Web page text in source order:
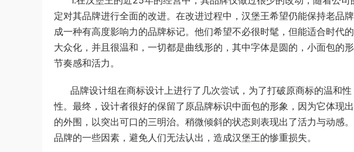
定对其品牌进行全面的改进。在改进过程中，汉堡王希望仍能保持老品
成一种有高度影响力的品牌标记。他们希望不必很时髦，但能适合时代
大众化，并且很温和，一切都是曲线形的，其中字体是圆的，小面包的
节奏感和活力。
品牌设计组在商标设计上进行了几次尝试，为了打破原商标的温和
性。最终，设计者很好的保留了原品牌标识中面包的形象，因为它体现
的外围，以突出可口的三明治。稍微倾斜的状态则表现出了活力与动感
品牌的一些因素，避免人们无法认出，造成汉堡王的惨重损失。
2026年春江苏开放大学
专题一专题二专题三专题
6.38k 20
1.07k 10
2025年秋江苏开放大学
专题一——四（合集答案
3.53k